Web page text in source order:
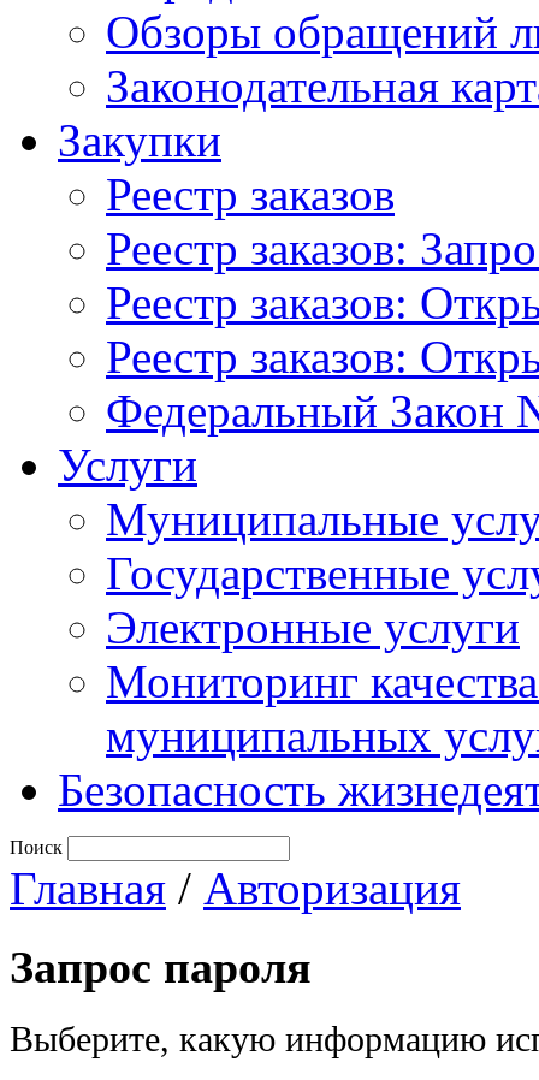
Обзоры обращений
Законодательная
Закупки
Реестр заказов
Реестр заказов:
Реестр заказов:
Реестр заказов:
Федеральный Закон
Услуги
Муниципальные
Государственные
Электронные услуги
Мониторинг
муниципальных
Безопасность
Поиск
Главная / Авторизация
Запрос пароля
Выберите, какую информацию